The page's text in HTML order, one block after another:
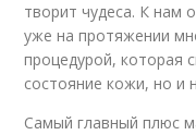
творит чудеса. К нам
уже на протяжении
процедурой, которая
состояние кожи, но и
Самый главный плюс